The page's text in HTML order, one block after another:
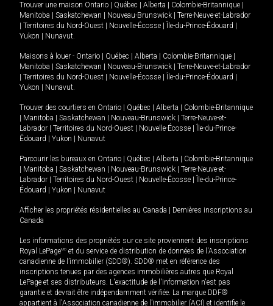
Trouver une maison Ontario Québec Alberta Colombie-Britannique
Manitoba
Saskatchewan Nouveau-Brunswick
Terre-Neuve-et-Labrador
Territoires du Nord-Ouest Nouvelle-Écosse Île-du-Prince-Édouard
Yukon
Nunavut.
Maisons à louer - Ontario Québec Alberta Colombie-Britannique
Manitoba
Saskatchewan Nouveau-Brunswick
Terre-Neuve-et-Labrador
Territoires du Nord-Ouest Nouvelle-Écosse Île-du-Prince-Édouard
Yukon
Nunavut.
Trouver des courtiers en Ontario Québec Alberta
Colombie-Britannique
Manitoba Saskatchewan Nouveau-Brunswick
Terre-Neuve-et-
Labrador
Territoires du Nord-Ouest Nouvelle-Écosse
Île-du-Prince-
Édouard
Yukon Nunavut
Parcourir les bureaux en Ontario Québec Alberta
Colombie-Britannique
Manitoba Saskatchewan Nouveau-Brunswick
Terre-Neuve-et-
Labrador
Territoires du Nord-Ouest Nouvelle-Écosse
Île-du-Prince-
Édouard
Yukon Nunavut
Afficher les propriétés résidentielles au Canada
Dernières inscriptions au
Canada
Les informations des propriétés sur ce site proviennent des inscriptions
Royal LePageMD et du service de distribution de données de l'Association
canadienne de l’immobilier (SDD®). SDD® met en référence des
inscriptions tenues par des agences immobilières autres que Royal
LePage et ses distributeurs. L'exactitude de l'information n'est pas
garantie et devrait être indépendamment vérifiée. La marque DDF®
appartient à l'Association canadienne de l’immobilier (ACI) et identifie le